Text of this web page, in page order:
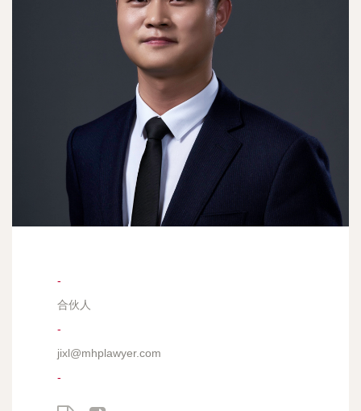
-
合伙人
-
jixl@mhplawyer.com
-